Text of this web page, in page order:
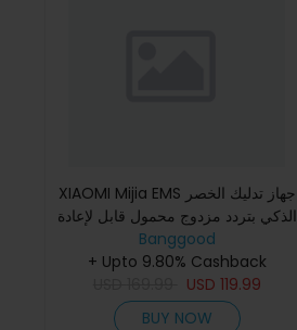
XIAOMI Mijia EMS جهاز تدليك الخصر
الذكي بتردد مزدوج محمول قابل لإعادة
الشحن,كمادات ساخنة,حزام تدليك
ساخن مع 14 وضع تحكم
Banggood
+ Upto 9.80% Cashback
USD 119.99
BUY NOW